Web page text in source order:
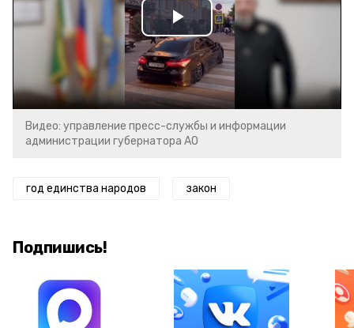
Play
Video
Видео: управление пресс-службы и информации
администрации губернатора АО
год единства народов закон
Подпишись!